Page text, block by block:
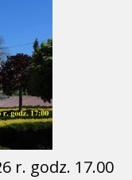
r. godz. 17.00